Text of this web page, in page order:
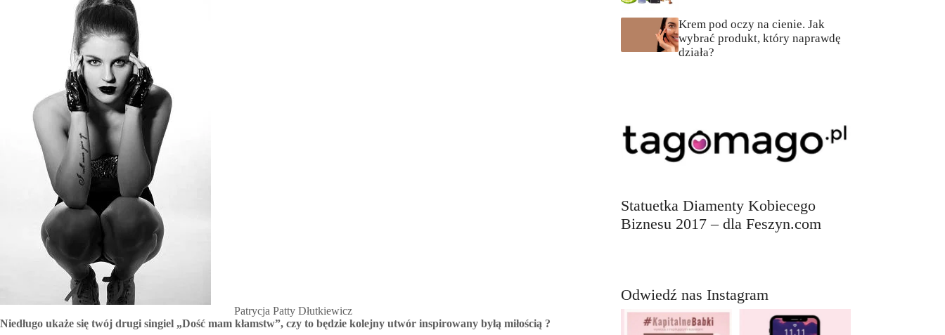
Patrycja Patty Dłutkiewicz
Niedługo ukaże się twój drugi singiel „Dość mam kłamstw”, czy to będzie kolejny utwór inspirowany byłą miłością ?
Krem pod oczy na cienie. Jak
wybrać produkt, który naprawdę
działa?
Statuetka Diamenty Kobiecego
Biznesu 2017 – dla Feszyn.com
Odwiedź nas Instagram